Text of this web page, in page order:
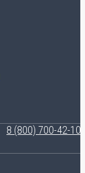
8 (800) 700-42-10